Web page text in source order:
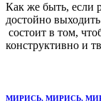
Как же быть, если
достойно
состоит в том,
конструктивно и
МИРИСЬ, МИРИСЬ,